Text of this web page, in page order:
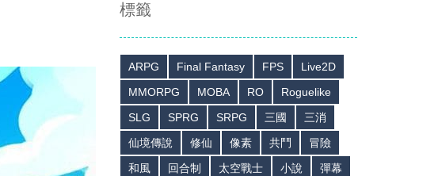
標籤
ARPG Final Fantasy FPS
Live2D
MMORPG
MOBA RO
Roguelike
SLG
SPRG SRPG 三國
三消
仙境傳說
修仙 像素 共鬥
冒險
和風
回合制 太空戰士 小說
彈幕